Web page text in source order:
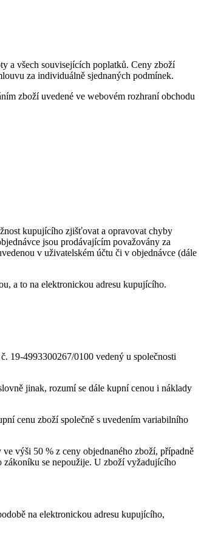
a všech souvisejících poplatků. Ceny zboží
za individuálně sjednaných podmínek.
zboží uvedené ve webovém rozhraní obchodu
kupujícího zjišťovat a opravovat chyby
jsou prodávajícím považovány za
v uživatelském účtu či v objednávce (dále
a to na elektronickou adresu kupujícího.
19-4993300267/0100 vedený u společnosti
jinak, rozumí se dále kupní cenou i náklady
cenu zboží společně s uvedením variabilního
výši 50 % z ceny objednaného zboží, případně
zákoníku se nepoužije. U zboží vyžadujícího
na elektronickou adresu kupujícího,